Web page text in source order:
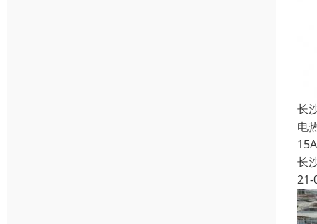
长
电
长
21-